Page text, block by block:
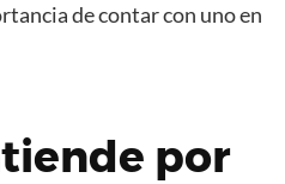
de contar con uno en
por